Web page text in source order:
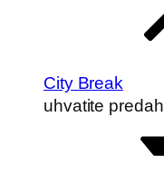
City Break
uhvatite predah